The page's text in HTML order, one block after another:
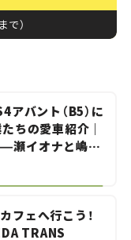
で）
アバント（B5）に
ちの愛車紹介｜
瀬イオナと嶋田
ざっくばらんば
フェへ行こう！
TRANS